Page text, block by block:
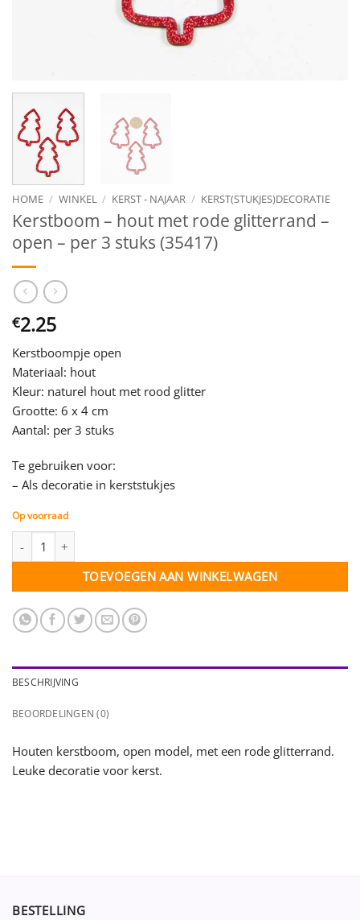
HOME / WINKEL / KERST - NAJAAR / KERST(STUKJES)DECORATIE
Kerstboom – hout met rode glitterrand –
open – per 3 stuks (35417)
€2.25
Kerstboompje open
Materiaal: hout
Kleur: naturel hout met rood glitter
Grootte: 6 x 4 cm
Aantal: per 3 stuks
Te gebruiken voor:
– Als decoratie in kerststukjes
Op voorraad
TOEVOEGEN AAN WINKELWAGEN
BESCHRIJVING
BEOORDELINGEN (0)
Houten kerstboom, open model, met een rode glitterrand.
Leuke decoratie voor kerst.
BESTELLING